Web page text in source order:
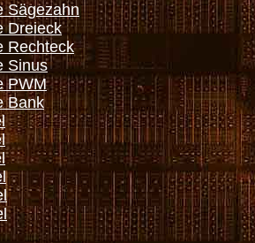
Sägezahn
Dreieck
Rechteck
Sinus
PWM
Bank